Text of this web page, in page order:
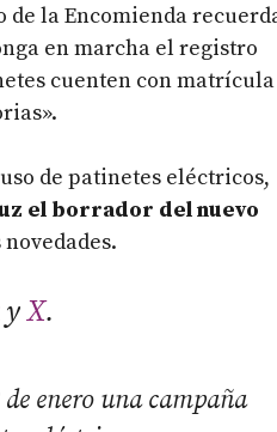
de la Encomienda
en marcha el registro
cuenten con matrícula
de patinetes eléctricos,
el borrador del nuevo
yX.
enero una campaña